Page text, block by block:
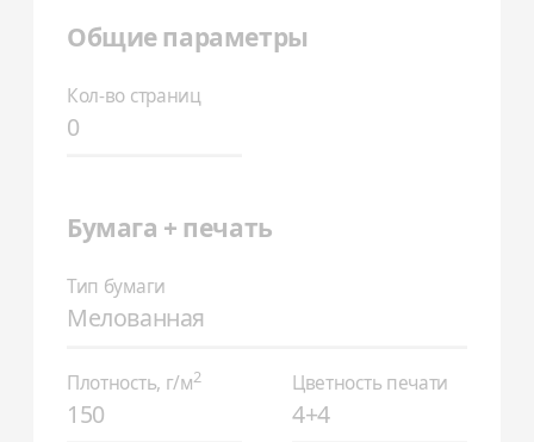
Общие параметры
Кол-во страниц
0
Бумага + печать
Тип бумаги
Мелованная
Плотность, г/м2
150
Цветность печати
4+4